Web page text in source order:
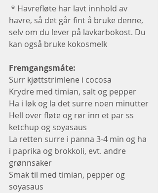
havre, så det går fint å bruke denne,
selv om du lever på lavkarbokost. Du
kan også bruke kokosmelk
Fremgangsmåte:
Surr kjøttstrimlene i cocosa
Krydre med timian, salt og pepper
Ha i løk og la det surre noen minutter
Hell over fløte og rør inn et par ss
ketchup og soyasaus
La retten surre i panna 3-4 min og ha
i paprika og brokkoli, evt. andre
grønnsaker
Smak til med timian, pepper og
soyasaus